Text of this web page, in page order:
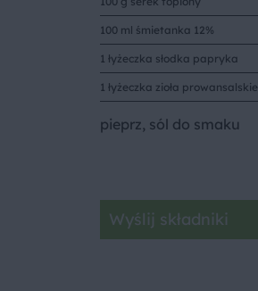
100 ml śmietanka 12%
1 łyżeczka słodka papryka
1 łyżeczka zioła prowansalskie
pieprz, sól do smaku
Wyślij składniki